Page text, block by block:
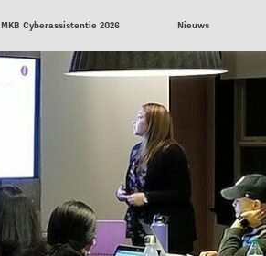
MKB Cyberassistentie 2026 Nieuws